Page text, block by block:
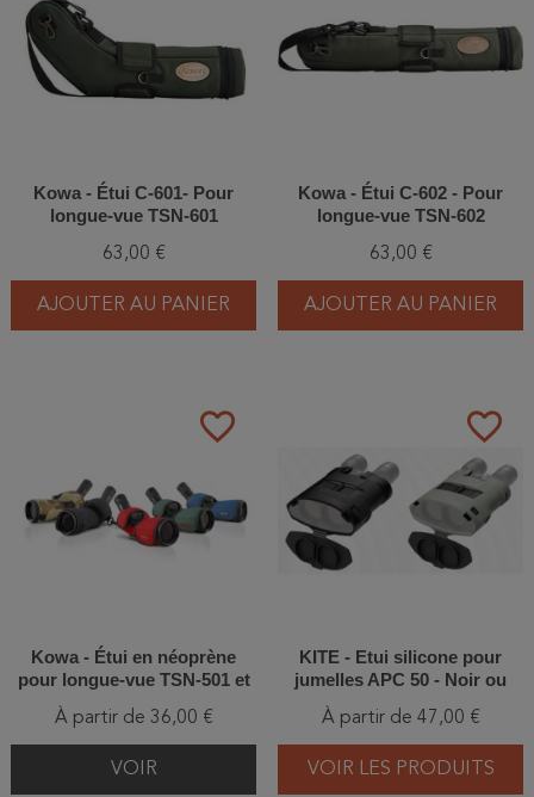
Kowa - Étui C-601- Pour
longue-vue TSN-601
63,00 €
AJOUTER AU PANIER
Kowa - Étui C-602 - Pour
longue-vue TSN-602
63,00 €
AJOUTER AU PANIER
favorite_border
Kowa - Étui en néoprène
pour longue-vue TSN-501 et
À partir de 36,00 €
VOIR
favorite_border
KITE - Etui silicone pour
jumelles APC 50 - Noir ou
À partir de 47,00 €
VOIR LES PRODUITS